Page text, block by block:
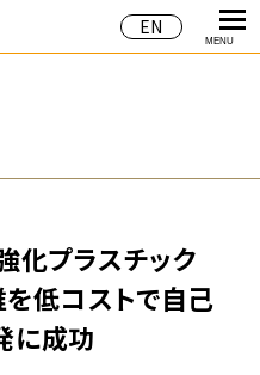
EN
MENU
化プラスチック
を低コストで自己
に成功